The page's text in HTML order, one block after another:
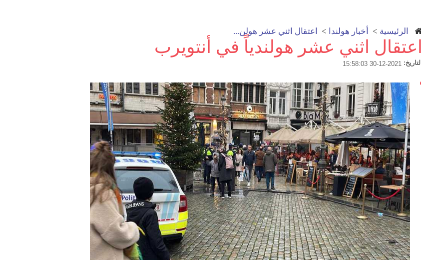
الرئيسية > أخبار هولندا > اعتقال اثني عشر هولن...
اعتقال اثني عشر هولندياً في أنتويرب
التاريخ: